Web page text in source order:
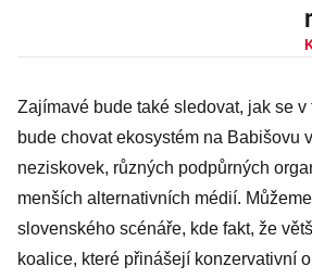
Zajímavé bude také sledovat, jak se v
bude chovat ekosystém na Babišovu
neziskovek, různých podpůrných
menších alternativních médií.
slovenského scénáře, kde fakt, že
koalice, které přinášejí konzervativní